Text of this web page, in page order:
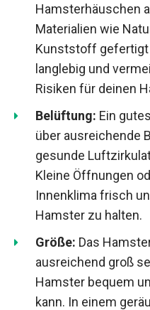
Hamsterhäuschen
Materialien wie
Kunststoff gefertigt
langlebig und
Risiken für deinen
Belüftung: Ein
über ausreichende
gesunde
Kleine Öffnungen
Innenklima frisch
Hamster zu halten.
Größe: Das
ausreichend groß
Hamster bequem
kann. In einem